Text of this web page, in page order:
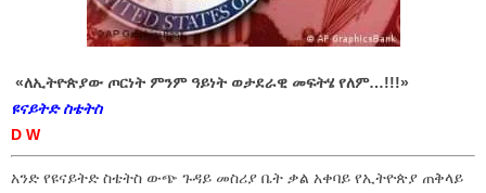
«ለኢትዮጵያው ጦርነት ምንም ዓይነት ወታደራዊ መፍትሄ የለም…!!!»
ዩናይትድ ስቴትስ
D W
አንድ የዩናይትድ ስቴትስ ውጭ ጉዳይ መስሪያ ቤት ቃል አቀባይ የኢትዮጵያ ጠቅላይ